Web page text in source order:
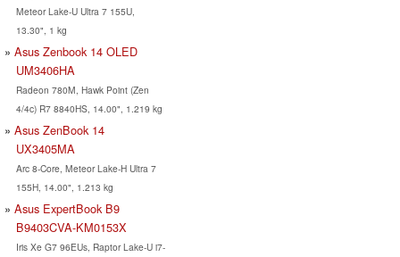
Meteor Lake-U Ultra 7 155U,
13.30", 1 kg
Asus Zenbook 14 OLED
UM3406HA
Radeon 780M, Hawk Point (Zen
4/4c) R7 8840HS, 14.00", 1.219 kg
Asus ZenBook 14
UX3405MA
Arc 8-Core, Meteor Lake-H Ultra 7
155H, 14.00", 1.213 kg
Asus ExpertBook B9
B9403CVA-KM0153X
Iris Xe G7 96EUs, Raptor Lake-U i7-